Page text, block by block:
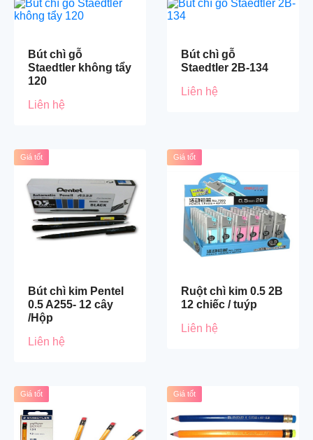
Bút chì gỗ
Staedtler không tẩy
120
Liên hệ
Bút chì gỗ
Staedtler 2B-134
Liên hệ
Giá tốt
Bút chì kim Pentel
0.5 A255- 12 cây
/Hộp
Liên hệ
Giá tốt
Ruột chì kim 0.5 2B
12 chiếc / tuýp
Liên hệ
Giá tốt Giá tốt